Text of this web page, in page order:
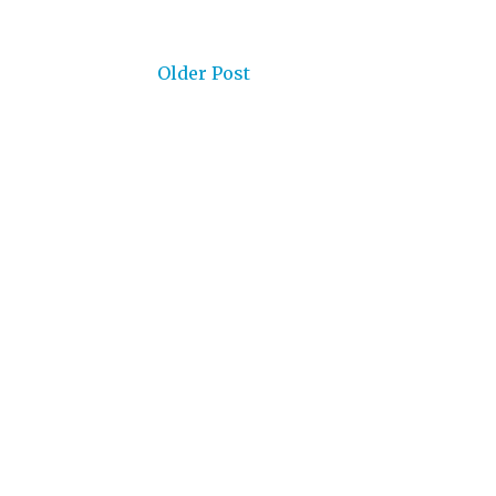
Older Post